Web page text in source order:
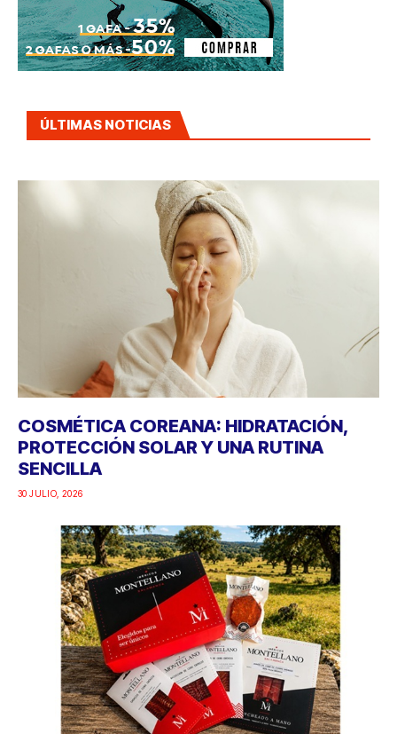
ÚLTIMAS NOTICIAS
COSMÉTICA COREANA: HIDRATACIÓN,
PROTECCIÓN SOLAR Y UNA RUTINA
SENCILLA
30 JULIO, 2026